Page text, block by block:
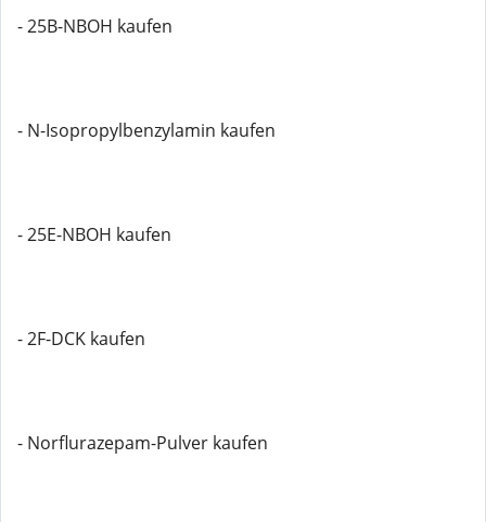
- 25B-NBOH kaufen
- N-Isopropylbenzylamin kaufen
- 25E-NBOH kaufen
- 2F-DCK kaufen
- Norflurazepam-Pulver kaufen